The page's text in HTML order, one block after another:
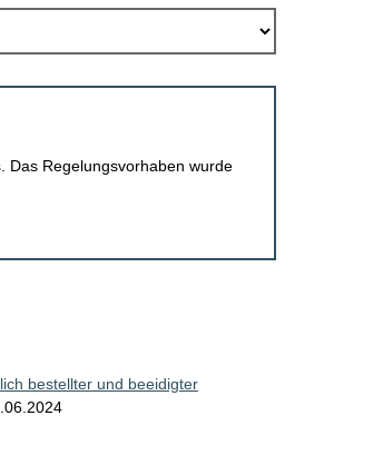
Das Regelungsvorhaben wurde
bestellter und beeidigter